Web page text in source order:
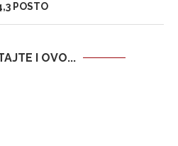
POSTO
I OVO...